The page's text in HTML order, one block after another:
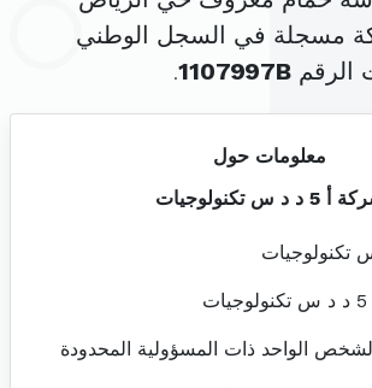
مسجلة في السجل الوطني
1107997B
.
معلومات حول
د د س تكنولوجيات
الواحد ذات المسؤولية المحدودة